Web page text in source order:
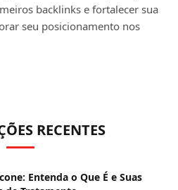
backlinks e fortalecer sua
seu posicionamento nos
RECENTES
Entenda o Que É e Suas